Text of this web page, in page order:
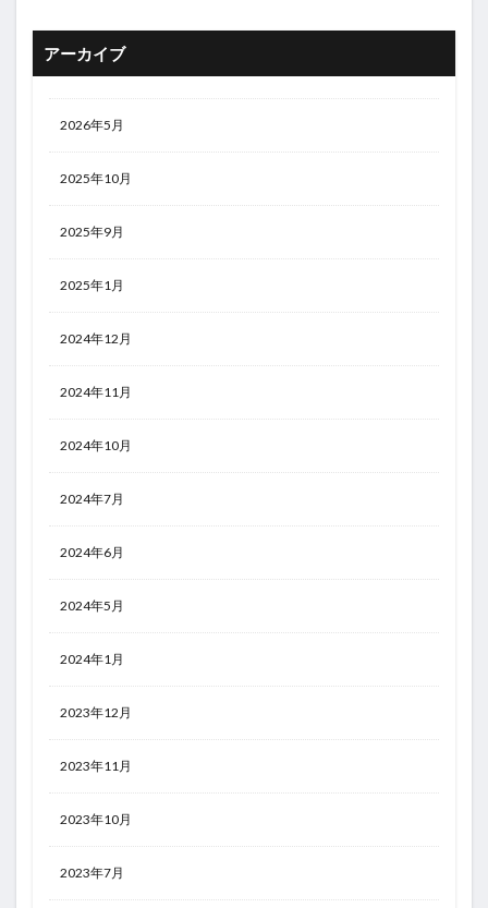
アーカイブ
2026年5月
2025年10月
2025年9月
2025年1月
2024年12月
2024年11月
2024年10月
2024年7月
2024年6月
2024年5月
2024年1月
2023年12月
2023年11月
2023年10月
2023年7月